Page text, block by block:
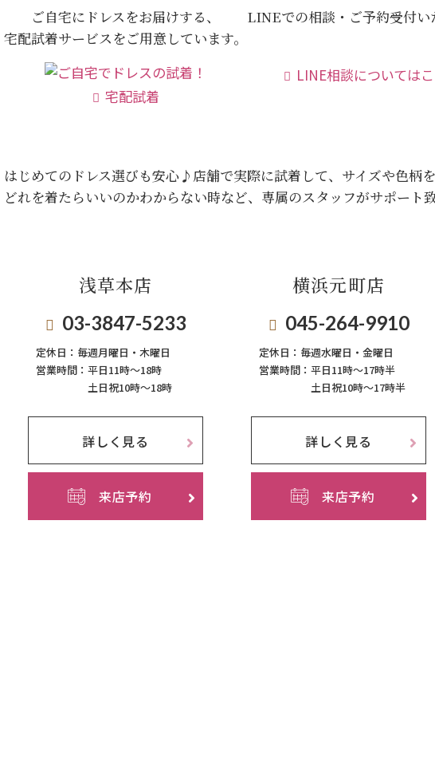
ご自宅にドレスをお届けする、
宅配試着サービスをご用意しています。
宅配試着
LINEでの相談・ご予約受付い
LINE相談については
はじめてのドレス選びも安心♪ 店舗で実際に試着して、サイズや色柄
どれを着たらいいのかわからない時など、専属のスタッフがサポート致
浅草本店
03-3847-5233
定休日： 毎週月曜日・木曜日
営業時間： 平日11時～18時
土日祝10時～18時
詳しく見る
来店予約
横浜元町店
045-264-9910
定休日： 毎週⽔曜⽇‧⾦曜⽇
営業時間： 平日11時～17時半
土日祝10時～17時半
詳しく見る
来店予約